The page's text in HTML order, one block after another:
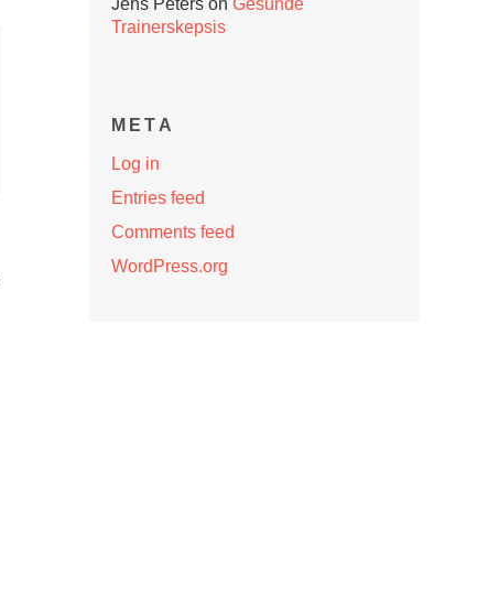
Jens Peters on Gesunde
Trainerskepsis
META
Log in
Entries feed
Comments feed
WordPress.org